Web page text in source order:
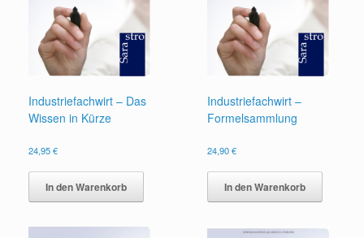
Industriefachwirt – Das
Wissen in Kürze
24,95€
In den Warenkorb
Industriefachwirt –
Formelsammlung
24,90€
In den Warenkorb